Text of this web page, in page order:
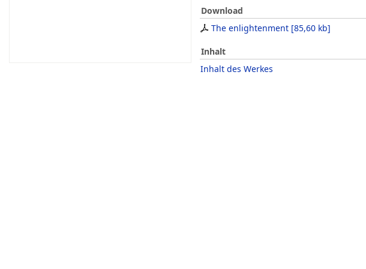
Download
The enlightenment [85,60 kb]
Inhalt
Inhalt des Werkes